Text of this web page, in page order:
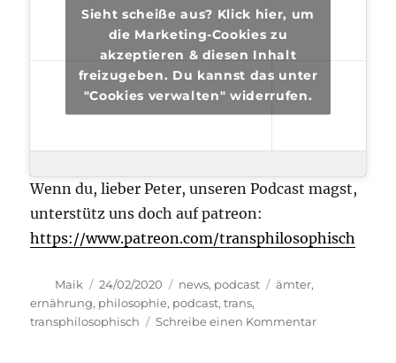
Sieht scheiße aus? Klick hier, um
die Marketing-Cookies zu
akzeptieren & diesen Inhalt
freizugeben. Du kannst das unter
"Cookies verwalten" widerrufen.
Wenn du, lieber Peter, unseren Podcast magst,
unterstütz uns doch auf patreon:
https://www.patreon.com/transphilosophisch
Autor
Maik
Veröffentlicht
am
24/02/2020 Kategorien
news, podcast Schlagwörter
ämter,
ernährung, philosophie, podcast,trans,
transphilosophisch
Schreibe einen Kommentarzu